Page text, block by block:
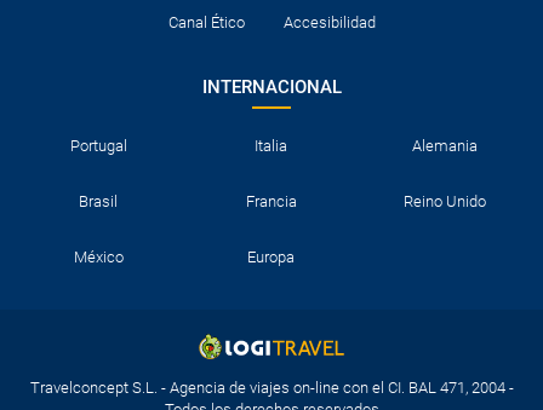
Canal Ético Accesibilidad
INTERNACIONAL
Portugal Italia Alemania
Brasil Francia Reino Unido
México Europa
Travelconcept S.L. - Agencia de viajes on-line con el CI. BAL 471, 2004 -